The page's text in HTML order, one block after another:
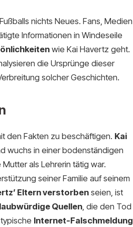
nichts Neues. Fans, Medien
Informationen in Windeseile
wie Kai Havertz geht.
die Ursprünge dieser
solcher Geschichten.
den Fakten zu beschäftigen. Kai
wuchs in einer bodenständigen
als Lehrerin tätig war.
seiner Familie auf seinem
Eltern verstorbenseien, ist
Quellen, die den Tod
Internet-Falschmeldung